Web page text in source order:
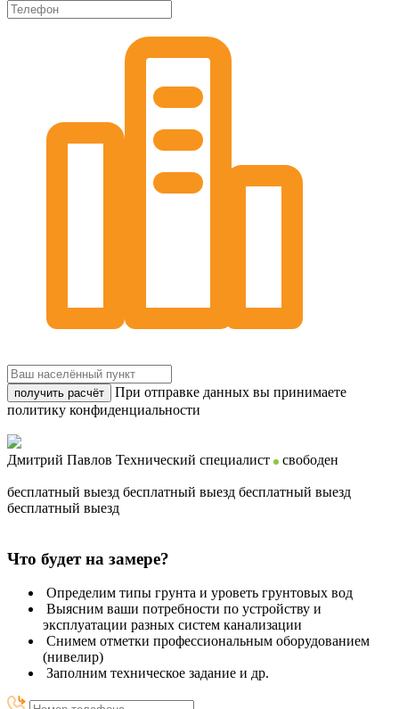
получить расчёт
При отправке данных вы принимаете
политику конфиденциальности
Дмитрий Павлов Технический специалист свободен
бесплатный выезд бесплатный выезд бесплатный выезд
бесплатный выезд
Что будет на замере?
Определим типы грунта и уроветь грунтовых вод
Выясним ваши потребности по устройству и
эксплуатации разных систем канализации
Снимем отметки профессиональным оборудованием
(нивелир)
Заполним техническое задание и др.